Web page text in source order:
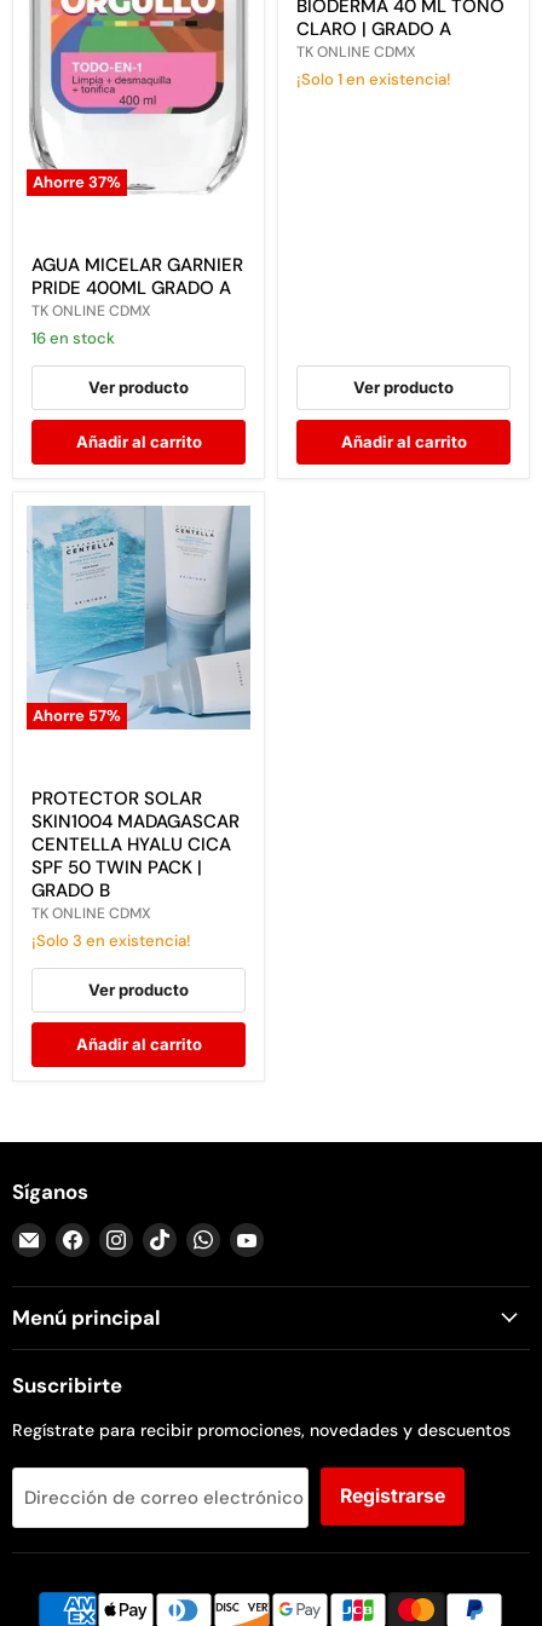
Ahorre37%
PRIDE
400ML
GRADO
A
AGUA MICELAR GARNIER
PRIDE 400ML GRADO A
TK ONLINE CDMX
16 en stock
Ver producto
Añadir al carrito
ML
TONO
CLARO
GRADO
BIODERMA 40 ML TONO
CLARO | GRADO A
TK ONLINE CDMX
¡Solo 1 en existencia!
Ver producto
Añadir al carrito
Ahorre 57%
MADAGASCAR
CENTELLA
HYALU
CICA
SPF
50
TWIN
PACK
GRADO
PROTECTOR SOLAR
SKIN1004 MADAGASCAR
CENTELLA HYALU CICA
SPF 50 TWIN PACK |
GRADO B
TK ONLINE CDMX
¡Solo 3 en existencia!
Ver producto
Añadir al carrito
Síganos
Encuéntrenos
en
Correo
electrónico
Encuéntrenos
en
Facebook
Encuéntrenos
en
Instagram
Encuéntrenos
en
TikTok
Encuéntrenos
en
WhatsApp
Encuéntrenos
YouTube
Menú principal
Suscribirte
Regístrate para recibir promociones, novedades y descuentos
Dirección de correo electrónico Registrarse